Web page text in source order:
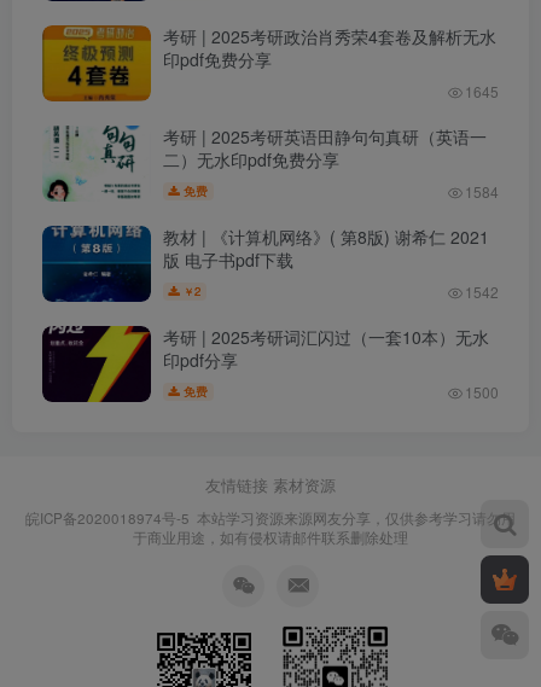
考研 | 2025考研政治肖秀荣4套卷及解析无水
印pdf免费分享
1645
考研 | 2025考研英语田静句句真研（英语一
二）无水印pdf免费分享
免费 1584
教材 | 《计算机网络》( 第8版) 谢希仁 2021
版 电子书pdf下载
￥2 1542
考研 | 2025考研词汇闪过（一套10本）无水
印pdf分享
免费 1500
友情链接 素材资源
皖ICP备2020018974号-5 本站学习资源来源网友分享，仅供参考学习请勿用
于商业用途，如有侵权请邮件联系删除处理